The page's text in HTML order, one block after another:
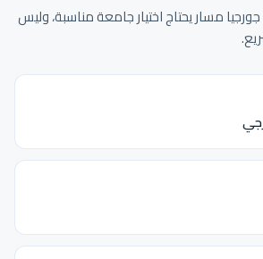
مسار يحتاج اختيار جامعة مناسبة، وليس